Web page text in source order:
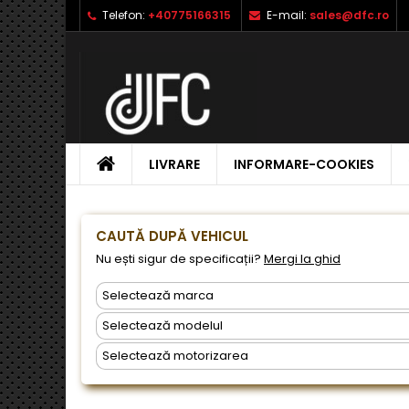
Telefon: +40775166315 E-mail: sales@dfc.ro
ACASALIVRARE INFORMARE-COOKIES
CAUTĂ DUPĂ VEHICUL
Nu ești sigur de specificații? Mergi la ghid